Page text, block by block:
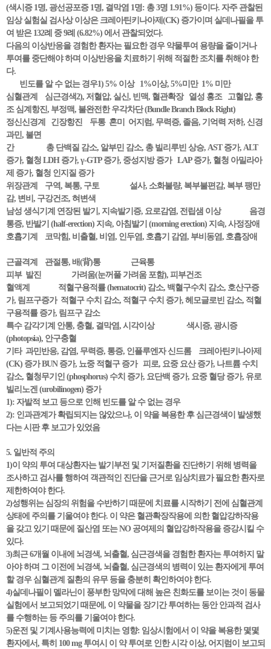
(색시증 1명, 광선공포증 1명, 결막염 1명: 총 3명 1.91%) 등이다. 자주 관찰된
임상 실험실 검사상 이상은 크레아틴키나아제(CK) 증가이며 실데나필을 투
여 받은 132례 중 9례 (6.82%) 에서 관찰되었다.
다음의 이상반응을 경험한 환자는 필요한 경우 약물투여 용량을 줄이거나
투여를 중단해야 하며 이상반응을 치료하기 위해 적절한 조치를 취해야 한
다.
빈도를 알 수 없는 경우1) 5% 이상 1%이상, 5%미만 1% 미만
심혈관계 심근경색2), 저혈압, 실신, 빈맥, 혈관확장 열성 홍조 고혈압, 홍
조 심계항진, 부정맥, 불완전한 우각차단 (Bundle Branch Block Right)
정신신경계 긴장항진 두통 혼미 어지럼, 무력증, 졸음, 기억력 저하, 신경
과민, 불면
간 총 단백질 감소, 알부민 감소, 총 빌리루빈 상승, AST 증가, ALT
증가, 혈청 LDH 증가, γ-GTP 증가, 중성지방 증가 LAP 증가, 혈청 아밀라아
제 증가, 혈청 인지질 증가
위장관계 구역, 복통, 구토 설사, 소화불량, 복부불편감, 복부 팽만
감, 변비, 구강건조, 혀변색
남성 생식기계 연장된 발기, 지속발기증, 요로감염, 전립샘 이상 음경
통증, 반발기 (half-erection) 지속, 아침발기 (morning erection) 지속, 사정장애
호흡기계 코막힘, 비출혈, 비염, 인두염, 호흡기 감염, 부비동염, 호흡장애
근골격계 관절통, 배(背)통 근육통
피부 발진 가려움(눈꺼풀 가려움 포함), 피부건조
혈액계 적혈구용적률 (hematocrit) 감소, 백혈구수치 감소, 호산구증
가, 림프구증가 적혈구 수치 감소, 적혈구 수치 증가, 헤모글로빈 감소, 적혈
구용적률 증가, 림프구 감소
특수 감각기계 안통, 충혈, 결막염, 시각이상 색시증, 광시증
(photopsia), 안구충혈
기타 과민반응, 감염, 무력증, 통증, 인플루엔자 신드롬 크레아틴키나아제
(CK) 증가 BUN 증가, 뇨중 적혈구 증가 피로, 요중 요산 증가, 나트륨 수치
감소, 혈청무기인 (phosphorus) 수치 증가, 요단백 증가, 요중 혈당 증가, 유로
빌리노겐 (urobilinogen) 증가
1): 자발적 보고 등으로 인해 빈도를 알 수 없는 경우
2): 인과관계가 확립되지는 않았으나, 이 약을 복용한 후 심근경색이 발생했
다는 시판 후 보고가 있었음
5. 일반적 주의
1)이 약의 투여 대상환자는 발기부전 및 기저질환을 진단하기 위해 병력을
조사하고 검사를 행하여 객관적인 진단을 근거로 임상치료가 필요한 환자로
제한하여야 한다.
2)성행위는 심장의 위험을 수반하기 때문에 치료를 시작하기 전에 심혈관계
상태에 주의를 기울여야 한다. 이 약은 혈관확장작용에 의한 혈압강하작용
을 갖고 있기 때문에 질산염 또는 NO 공여제의 혈압강하작용을 증강시킬 수
있다.
3)최근 6개월 이내에 뇌경색, 뇌출혈, 심근경색을 경험한 환자는 투여하지 말
아야 하며 그 이전에 뇌경색, 뇌출혈, 심근경색의 병력이 있는 환자에게 투여
할 경우 심혈관계 질환의 유무 등을 충분히 확인하여야 한다.
4)실데나필이 멜라닌이 풍부한 망막에 대해 높은 친화도를 보이는 것이 동물
실험에서 보고되었기 때문에, 이 약물을 장기간 투여하는 동안 안과적 검사
를 수행하는 등 주의를 기울여야 한다.
5)운전 및 기계사용능력에 미치는 영향: 임상시험에서 이 약을 복용한 몇몇
환자에서, 특히 100 mg 투여시 이 약 투여로 인한 시각 이상, 어지럼이 보고되